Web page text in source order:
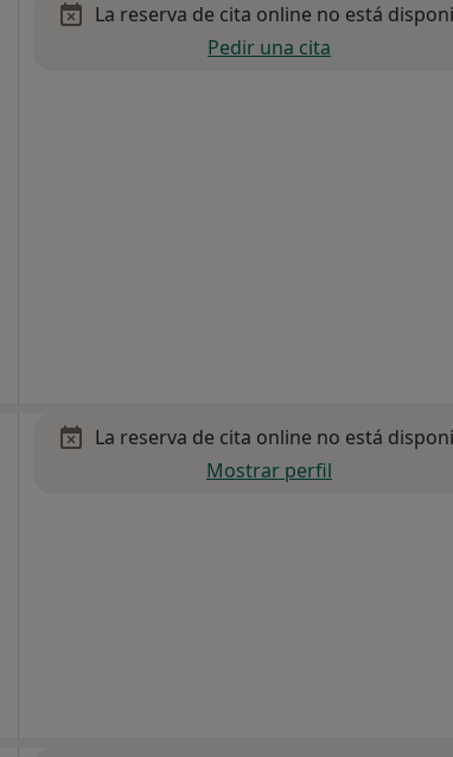
La reserva de cita online no está
Pedir una cita
La reserva de cita online no está
Mostrar perfil